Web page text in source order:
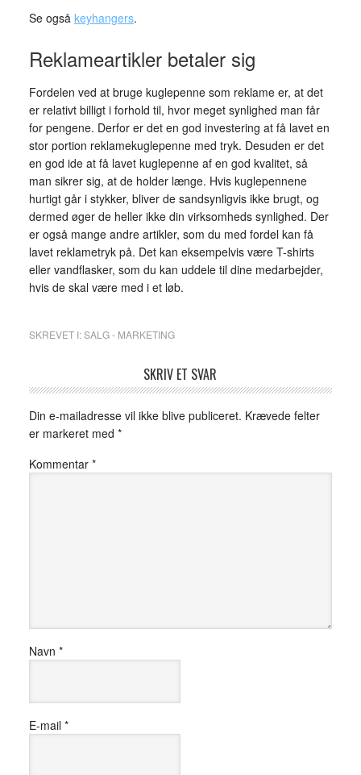
Se også keyhangers.
Reklameartikler betaler sig
Fordelen ved at bruge kuglepenne som reklame er, at det
er relativt billigt i forhold til, hvor meget synlighed man får
for pengene. Derfor er det en god investering at få lavet en
stor portion reklamekuglepenne med tryk. Desuden er det
en god ide at få lavet kuglepenne af en god kvalitet, så
man sikrer sig, at de holder længe. Hvis kuglepennene
hurtigt går i stykker, bliver de sandsynligvis ikke brugt, og
dermed øger de heller ikke din virksomheds synlighed. Der
er også mange andre artikler, som du med fordel kan få
lavet reklametryk på. Det kan eksempelvis være T-shirts
eller vandflasker, som du kan uddele til dine medarbejder,
hvis de skal være med i et løb.
SKREVET I:SALG - MARKETING
SKRIV ET SVAR
Din e-mailadresse vil ikke blive publiceret. Krævede felter
er markeret med *
Kommentar *
Navn *
E-mail *